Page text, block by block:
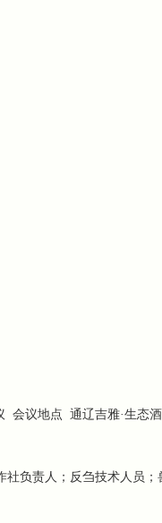
会议地点 通辽吉雅·生态
社负责人；反刍技术人员